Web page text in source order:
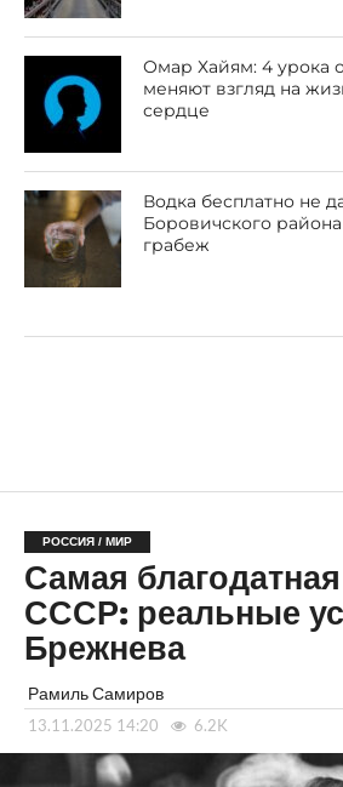
Омар Хайям: 4 урока
меняют взгляд на
сердце
Водка бесплатно не
Боровичского района
грабеж
РОССИЯ / МИР
Самая
СССР: реальные
Брежнева
Рамиль Самиров
13.11.2025 14:20 6.2K